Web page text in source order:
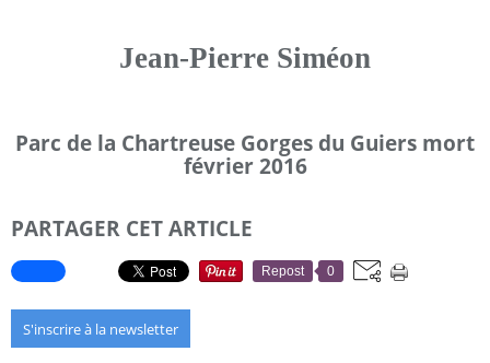
Jean-Pierre Siméon
Parc de la Chartreuse Gorges du Guiers mort
février 2016
PARTAGER CET ARTICLE
Repost 0
S'inscrire à la newsletter